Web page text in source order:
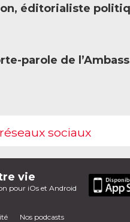
éditorialiste
parole de
sociaux
vie
pour iOs et Android
Nos podcasts